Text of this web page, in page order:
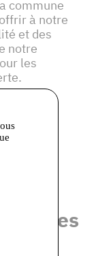
commune
à notre
et des
notre
les
..)
)